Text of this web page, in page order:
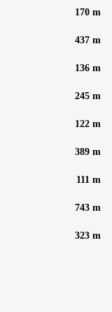
170 m
437 m
136 m
245 m
122 m
389 m
111 m
743 m
323 m